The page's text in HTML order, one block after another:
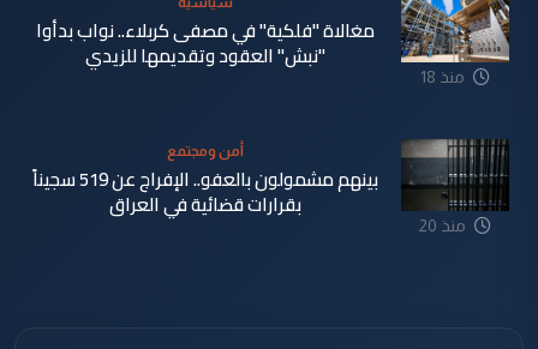
منذ 18
مغالاة "فلكية" في مصفى كربلاء.. نواب بدأوا
"نبش" العقود وتقديمها للزيدي
منذ 20
أمن ومجتمع
بينهم مشمولون بالعفو.. الإفراج عن 519 سجيناً
بقرارات قضائية في العراق